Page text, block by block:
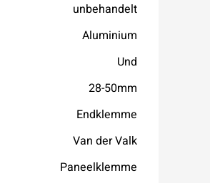
unbehandelt
Aluminium
Und
28-50mm
Endklemme
Van der Valk
Paneelklemme